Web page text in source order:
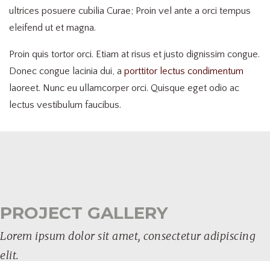
ultrices posuere cubilia Curae; Proin vel ante a orci tempus
eleifend ut et magna.
Proin quis tortor orci. Etiam at risus et justo dignissim congue.
Donec congue lacinia dui, a porttitor lectus condimentum
laoreet. Nunc eu ullamcorper orci. Quisque eget odio ac
lectus vestibulum faucibus.
PROJECT GALLERY
Lorem ipsum dolor sit amet, consectetur adipiscing
elit.